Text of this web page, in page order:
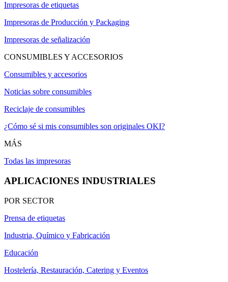
Impresoras de etiquetas
Impresoras de Producción y Packaging
Impresoras de señalización
CONSUMIBLES Y ACCESORIOS
Consumibles y accesorios
Noticias sobre consumibles
Reciclaje de consumibles
¿Cómo sé si mis consumibles son originales OKI?
MÁS
Todas las impresoras
APLICACIONES INDUSTRIALES
POR SECTOR
Prensa de etiquetas
Industria, Químico y Fabricación
Educación
Hostelería, Restauración, Catering y Eventos